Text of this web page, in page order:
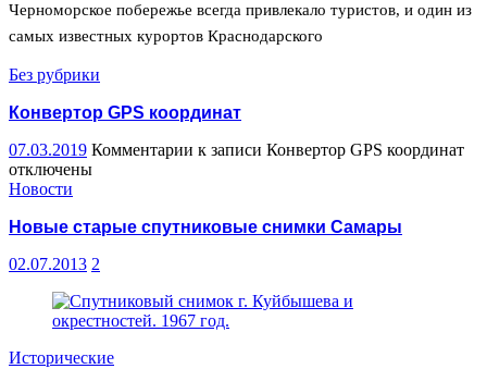
Черноморское побережье всегда привлекало туристов, и один из
самых известных курортов Краснодарского
Без рубрики
Конвертор GPS координат
07.03.2019 Комментарии к записи Конвертор GPS координат
отключены
Новости
Новые старые спутниковые снимки Самары
02.07.2013 2
Исторические